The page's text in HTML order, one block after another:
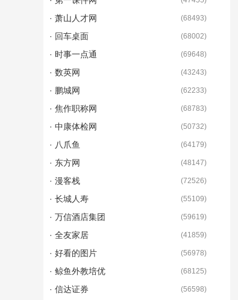
· 萧山人才网 (68493)
· 回车桌面 (68002)
· 时事一点通 (69648)
· 数英网 (43243)
· 鹏城网 (62233)
· 焦作职称网 (68783)
· 中康体检网 (50732)
· 八爪鱼 (64179)
· 东方网 (48147)
· 漫客栈 (72526)
· 长城人寿 (55109)
· 万信酒店集团 (59619)
· 全友家居 (41859)
· 好看的图片 (56978)
· 鲸鱼外教培优 (68125)
· 信达证券 (56598)